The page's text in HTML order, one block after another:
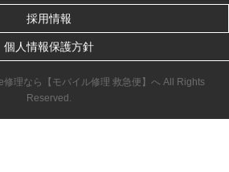
採用情報
個人情報保護方針
理なら【モバイル修理 救急便】へ All Rights
Reserved.